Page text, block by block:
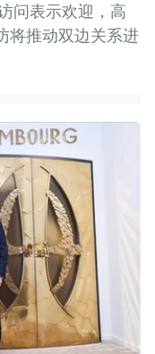
问表示欢迎，高
将推动双边关系进